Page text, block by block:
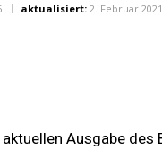
aktualisiert: 2. Februar 2021
Ausgabe